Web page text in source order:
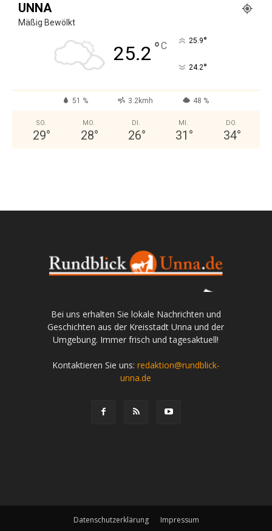
UNNA
Mäßig Bewölkt
25.2 °C 25.9°
24.2°
51 % 3.2kmh 48 %
SO.
29°
MO.
28°
DI.
26°
MI.
31 °
DO.
34°
Bei uns erhalten Sie lokale Nachrichten und
Geschichten aus der Kreisstadt Unna und der
Umgebung. Immer frisch und tagesaktuell!
Kontaktieren Sie uns: redaktion@rundblick-
unna.de
Datenschutzerklärung Impressum